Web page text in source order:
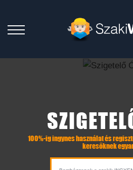
100%-ig ingynes használat és
keresőknek